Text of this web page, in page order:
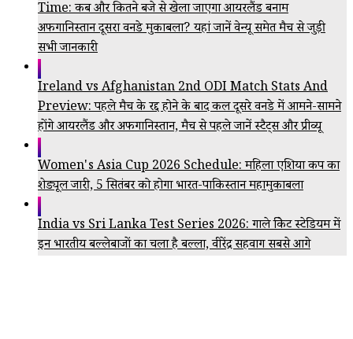
Time: कब और कितने बजे से खेला जाएगा आयरलैंड बनाम
अफगानिस्तान दूसरा वनडे मुकाबला? यहां जानें वेन्यू समेत मैच से जुड़ी
सभी जानकारी
Ireland vs Afghanistan 2nd ODI Match Stats And
Preview: पहले मैच के रद्द होने के बाद कल दूसरे वनडे में आमने-सामने
होंगे आयरलैंड और अफगानिस्तान, मैच से पहले जानें स्टैट्स और प्रीव्यू
Women's Asia Cup 2026 Schedule: महिला एशिया कप का
शेड्यूल जारी, 5 सितंबर को होगा भारत-पाकिस्तान महामुकाबला
India vs Sri Lanka Test Series 2026: गाले क्रिकेट स्टेडियम में
इन भारतीय बल्लेबाजों का चला है बल्ला, वीरेंद्र सहवाग सबसे आगे